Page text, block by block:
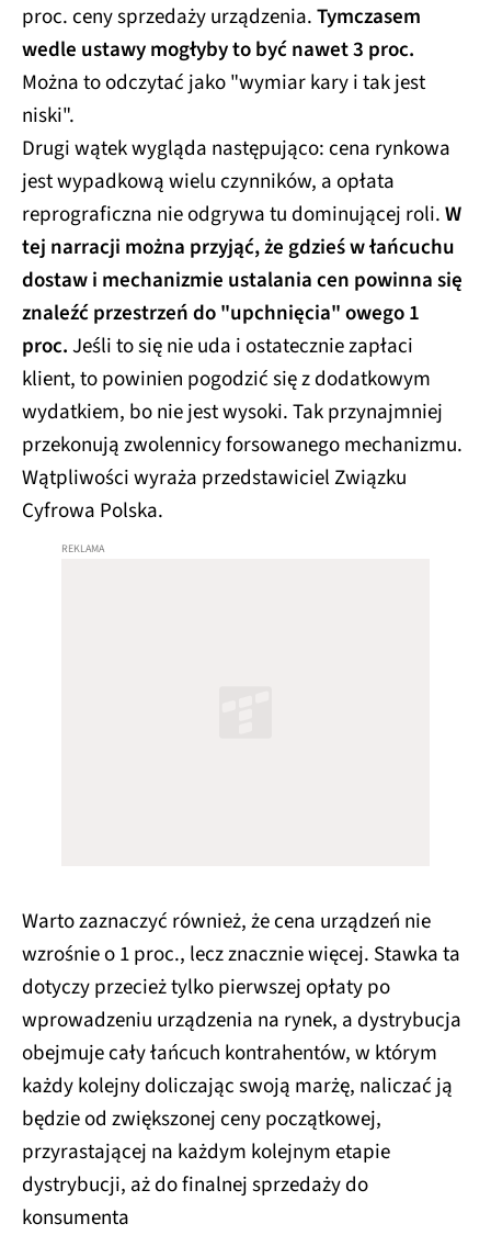
proc. ceny sprzedaży urządzenia.Tymczasem
wedle ustawy mogłyby to być nawet 3 proc.
Można to odczytać jako "wymiar kary i tak jest
niski".
Drugi wątek wygląda następująco: cena rynkowa
jest wypadkową wielu czynników, a opłata
reprograficzna nie odgrywa tu dominującej roli.W
tej narracji można przyjąć, że gdzieś w łańcuchu
dostaw i mechanizmie ustalania cen powinna się
znaleźć przestrzeń do "upchnięcia" owego 1
proc.Jeśli to się nie uda i ostatecznie zapłaci
klient, to powinien pogodzić się z dodatkowym
wydatkiem, bo nie jest wysoki. Tak przynajmniej
przekonują zwolennicy forsowanego mechanizmu.
Wątpliwości wyraża przedstawiciel Związku
Cyfrowa Polska.
Warto zaznaczyć również, że cena urządzeń nie
wzrośnie o 1 proc., lecz znacznie więcej. Stawka ta
dotyczy przecież tylko pierwszej opłaty po
wprowadzeniu urządzenia na rynek, a dystrybucja
obejmuje cały łańcuch kontrahentów, w którym
każdy kolejny doliczając swoją marżę, naliczać ją
będzie od zwiększonej ceny początkowej,
przyrastającej na każdym kolejnym etapie
dystrybucji, aż do finalnej sprzedaży do
konsumenta